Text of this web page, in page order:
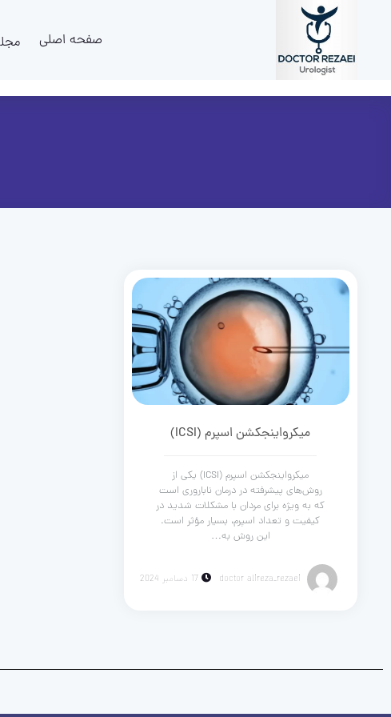
صفحه اصلی
میکرواینجکشن اسپرم (ICSI)
میکرواینجکشن اسپرم (ICSI) یکی از
روش‌های پیشرفته در درمان ناباروری است
که به ویژه برای مردان با مشکلات شدید در
کیفیت و تعداد اسپرم، بسیار مؤثر است.
این روش به…
doctor alireza_rezaei